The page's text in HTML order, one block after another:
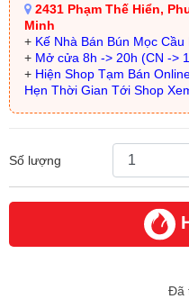
2431 Phạm Thế Hiển,
Minh
+ Kế Nhà Bán Bún Mọc Cầu
+ Mở cửa 8h -> 20h (CN ->
+ Hiện Shop Tạm Bán
Hẹn Thời Gian Tới Shop
Số lượng
Đã